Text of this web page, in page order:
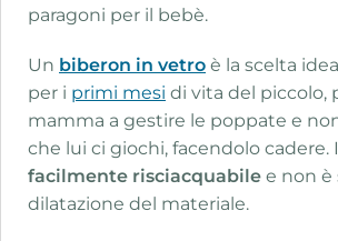
paragoni per il bebè.
Un biberon in vetro è la scelta
per i primi mesi di vita del piccolo,
mamma a gestire le poppate e
che lui ci giochi, facendolo cadere.
facilmente risciacquabile e non è
dilatazione del materiale.